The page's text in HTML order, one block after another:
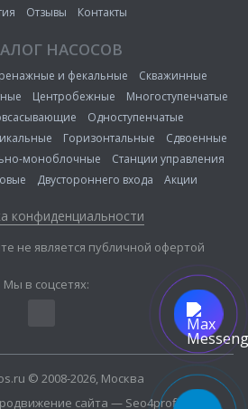
Отзывы Контакты
НАСОСОВ
и фекальные
Скважинные
Центробежные
Многоступенчатые
Одноступенчатые
Горизонтальные
Сдвоенные
моноблочные
Станции управления
Двустороннего входа Акции
конфиденциальности
не является публичной офертой
Мы в соцсетях:
© 2008-2026, Москва
сайта — Seo4profit